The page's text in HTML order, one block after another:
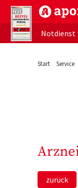
aponet.de
Notdienst
Start Service
zurück